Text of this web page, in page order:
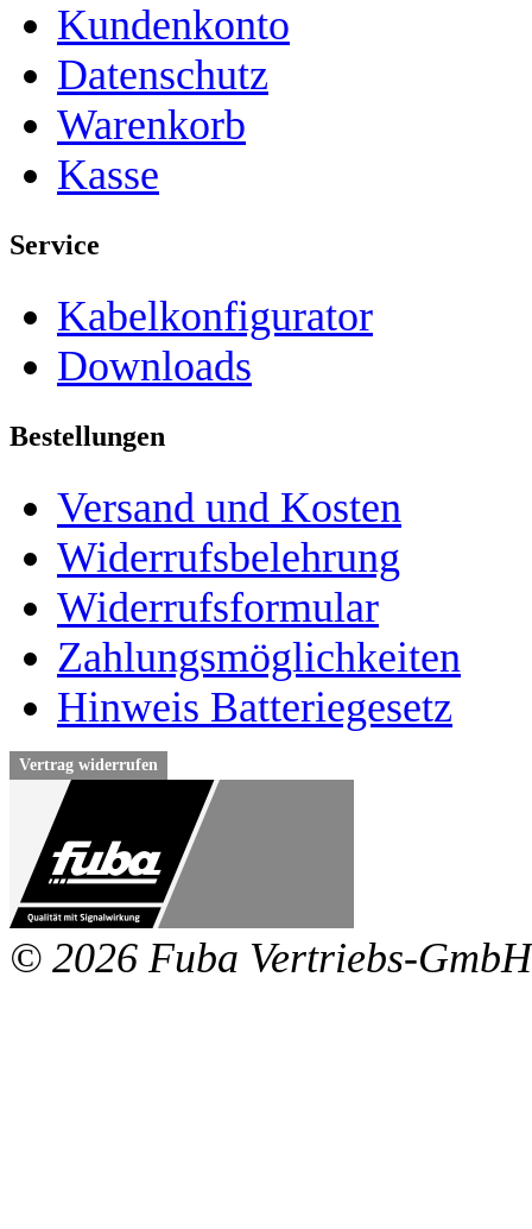
Kundenkonto
Datenschutz
Warenkorb
Kasse
Service
Kabelkonfigurator
Downloads
Bestellungen
Versand und Kosten
Widerrufsbelehrung
Widerrufsformular
Zahlungsmöglichkeiten
Hinweis Batteriegesetz
Vertrag widerrufen
© 2026 Fuba Vertriebs-GmbH